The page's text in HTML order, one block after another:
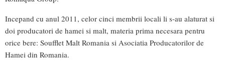
Incepand cu anul 2011, celor cinci membrii locali li s-au alaturat si
doi producatori de hamei si malt, materia prima necesara pentru
orice bere: Soufflet Malt Romania si Asociatia Producatorilor de
Hamei din Romania.